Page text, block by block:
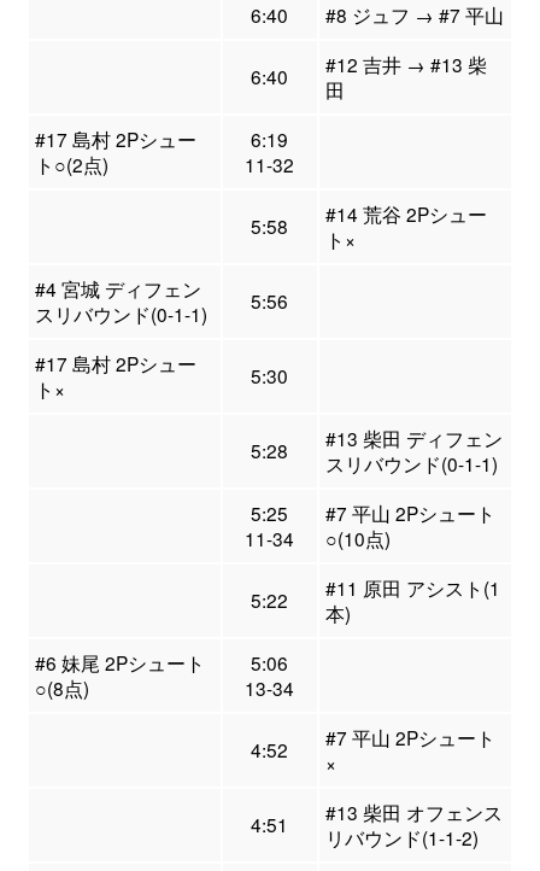
6:40
#8 ジュフ → #7 平山
6:40
#12 吉井 → #13 柴
田
#17 島村 2Pシュー
ト○(2点)
6:19
11-32
5:58
#14 荒谷 2Pシュー
ト×
#4 宮城 ディフェン
スリバウンド(0-1-1)
5:56
#17 島村 2Pシュー
ト×
5:30
5:28
#13 柴田 ディフェン
スリバウンド(0-1-1)
5:25
11-34
#7 平山 2Pシュート
○(10点)
5:22
#11 原田 アシスト(1
本)
#6 妹尾 2Pシュート
○(8点)
5:06
13-34
4:52
#7 平山 2Pシュート
×
4:51
#13 柴田 オフェンス
リバウンド(1-1-2)